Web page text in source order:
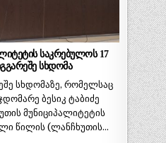
საკრებულოს 17
სხდომა
სხდომაზე, რომელსაც
ბესიკ ტაბიძე
მუნიციპალიტეტის
წილის (ლანჩხუთის…